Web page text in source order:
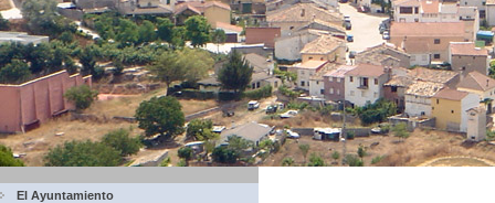
El Ayuntamiento